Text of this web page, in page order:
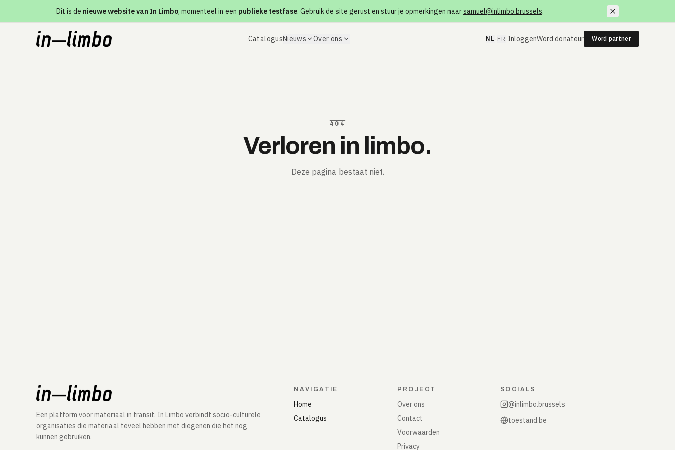
Dit is de nieuwe website van In Limbo, momenteel in een publieke testfase. Gebruik de site gerust en stuur je opmerkingen naarsamuel@inlimbo.brussels.
CatalogusNieuws Over ons NL · FR InloggenWord donateur Word partner
404
Verloren in limbo.
Deze pagina bestaat niet.
Een platform voor materiaal in transit. In Limbo verbindt socio-culturele
organisaties die materiaal teveel hebben met diegenen die het nog
kunnen gebruiken.
NAVIGATIE
Home
Catalogus
PROJECT
Over ons
Contact
Voorwaarden
Privacy
SOCIALS
@inlimbo.brussels
toestand.be